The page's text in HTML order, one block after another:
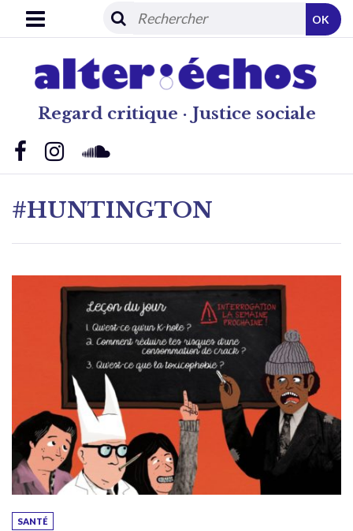
Regard critique · Justice sociale
OK
#HUNTINGTON
SANTÉ